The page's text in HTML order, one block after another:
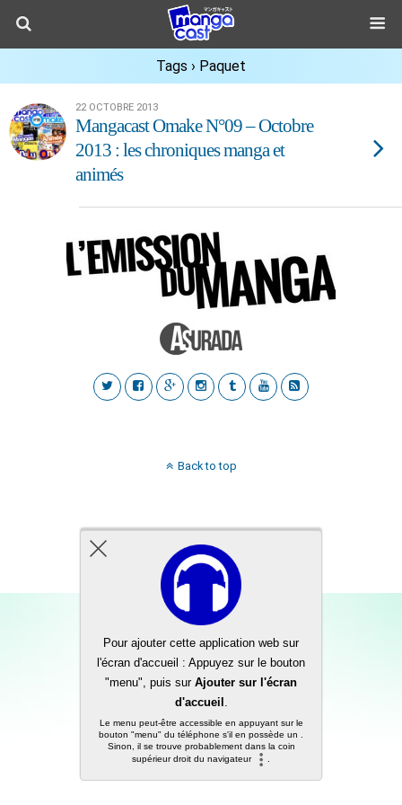
Tags › Paquet
22 OCTOBRE 2013
Mangacast Omake N°09 – Octobre
2013 : les chroniques manga et
animés
Back to top